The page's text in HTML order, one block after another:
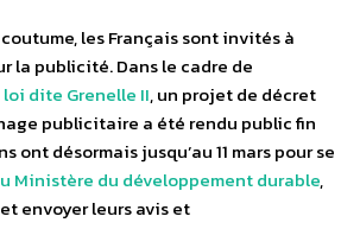
les Français sont invités à
la publicité. Dans le cadre de
loi dite Grenelle II, un projet de décret
publicitaire a été rendu public fin
ont désormais jusqu’au 11 mars pour se
Ministère du développement durable,
envoyer leurs avis et